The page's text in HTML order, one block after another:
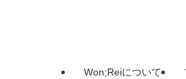
Won;Reiについて